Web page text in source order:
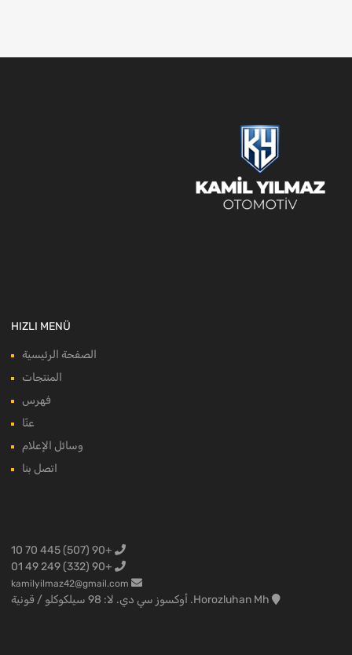
HIZLI MENÜ
الصفحة الرئيسية
المنتجات
فهرس
عنّا
وسائل الإعلام
اتصل بنا
+90 (507) 445 70 10
+90 (332) 249 49 01
kamilyilmaz42@gmail.com
Horozluhan Mh. أوكسوز سي دي. لا: 98 سيلكوكلو / قونية